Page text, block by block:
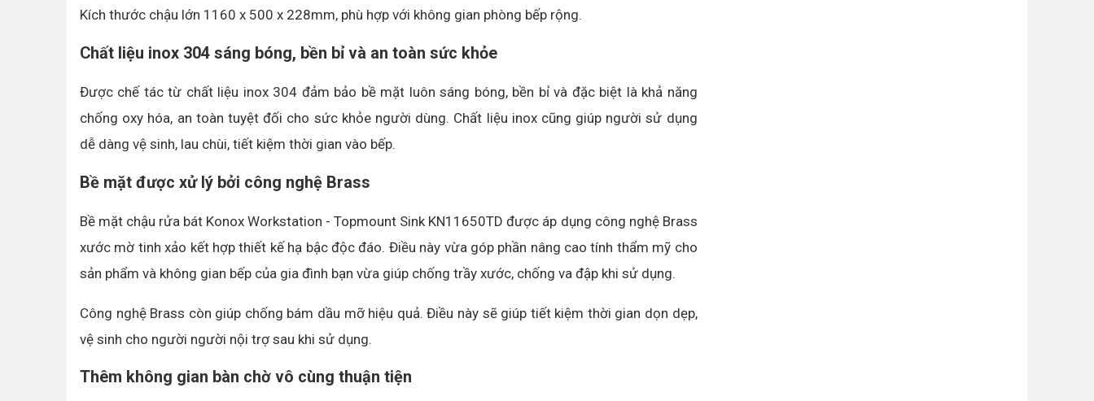
Kích thước chậu lớn 1160 x 500 x 228mm, phù hợp với không gian phòng bếp rộng.
Chất liệu inox 304 sáng bóng, bền bỉ và an toàn sức khỏe
Được chế tác từ chất liệu inox 304 đảm bảo bề mặt luôn sáng bóng, bền bỉ và đặc biệt là khả năng
chống oxy hóa, an toàn tuyệt đối cho sức khỏe người dùng. Chất liệu inox cũng giúp người sử dụng
dễ dàng vệ sinh, lau chùi, tiết kiệm thời gian vào bếp.
Bề mặt được xử lý bởi công nghệ Brass
Bề mặt chậu rửa bát Konox Workstation - Topmount Sink KN11650TD được áp dụng công nghệ Brass
xước mờ tinh xảo kết hợp thiết kế hạ bậc độc đáo. Điều này vừa góp phần nâng cao tính thẩm mỹ cho
sản phẩm và không gian bếp của gia đình bạn vừa giúp chống trầy xước, chống va đập khi sử dụng.
Công nghệ Brass còn giúp chống bám dầu mỡ hiệu quả. Điều này sẽ giúp tiết kiệm thời gian dọn dẹp,
vệ sinh cho người người nội trợ sau khi sử dụng.
Thêm không gian bàn chờ vô cùng thuận tiện